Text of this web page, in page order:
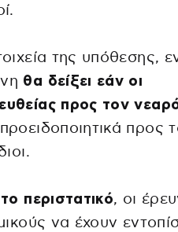
της υπόθεσης,
θα δείξει εάν οι
προς τον
προς
περιστατικό, οι
να έχουν